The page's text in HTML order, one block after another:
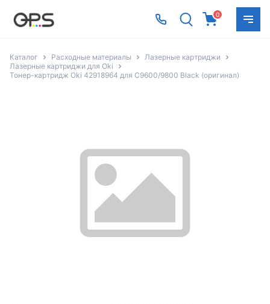
0
Каталог Расходные материалы
Лазерные картриджи
Лазерные картриджи для Oki
Тонер-картридж Oki 42918964 для C9600/9800 Black (оригинал)